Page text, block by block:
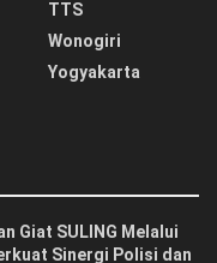
TTS
Wonogiri
Yogyakarta
Giat SULING Melalui
Sinergi Polisi dan